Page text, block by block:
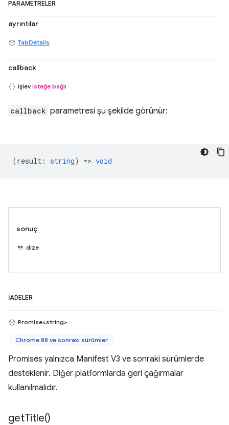
PARAMETRELER
ayrıntılar
TabDetails
callback
işlevisteğe bağlı
callback parametresi şu şekilde görünür:
(result : string) => void
sonuç
dize
İADELER
Promise<string>
Chrome 88 ve sonraki sürümler
Promises yalnızca Manifest V3 ve sonraki sürümlerde
desteklenir. Diğer platformlarda geri çağırmalar
kullanılmalıdır.
getTitle()